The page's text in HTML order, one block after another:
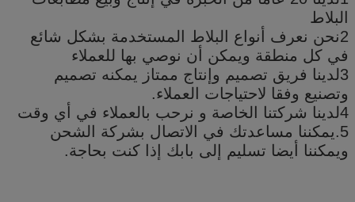
البلاط
2نحن نعرف أنواع البلاط المستخدمة بشكل شائع
في كل منطقة ويمكن أن نوصي بها للعملاء
3لدينا فريق تصميم وإنتاج ممتاز يمكنه تصميم
وتصنيع وفقا لاحتياجات العملاء.
4لدينا شركتنا الخاصة و نرحب بالعملاء في أي وقت
5.يمكننا مساعدتك في الاتصال بشركة الشحن
ويمكننا أيضا تسليم إلى بابك إذا كنت بحاجة.